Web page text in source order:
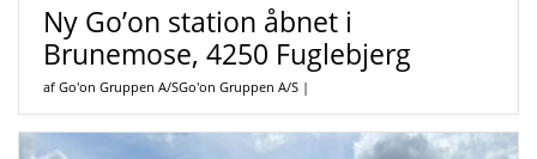
Ny Go’on station åbnet i
Brunemose, 4250 Fuglebjerg
af Go'on Gruppen A/SGo'on Gruppen A/S |